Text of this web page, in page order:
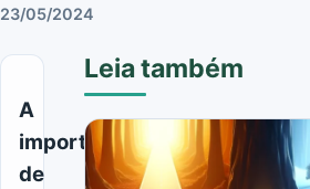
23/05/2024
A
importância
de
Leia também